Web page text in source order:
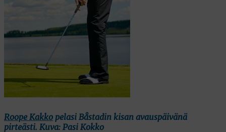
Roope Kakko pelasi Båstadin kisan avauspäivänä
pirteästi. Kuva: Pasi Kokko